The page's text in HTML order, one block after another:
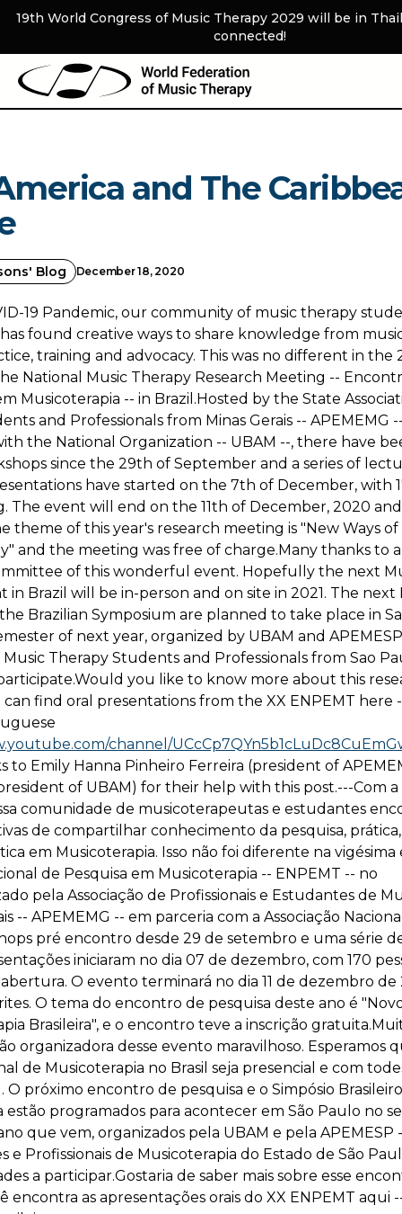
19th World Congress of Music Therapy 2029 will be in
connected!
and The
Blog December 18, 2020
19 Pandemic, our community of music therapy
found creative ways to share knowledge from
training and advocacy. This was no different in the
National Music Therapy Research Meeting --
Musicoterapia -- in Brazil.Hosted by the State
and Professionals from Minas Gerais -- APEMEMG
the National Organization -- UBAM --, there have
since the 29th of September and a series of
have started on the 7th of December, with
The event will end on the 11th of December, 2020
theme of this year's research meeting is "New Ways of
and the meeting was free of charge.Many thanks to
of this wonderful event. Hopefully the next
in Brazil will be in-person and on site in 2021. The next
Brazilian Symposium are planned to take place in
of next year, organized by UBAM and
Music Therapy Students and Professionals from Sao
you like to know more about this
find oral presentations from the XX ENPEMT here
channel/
to Emily Hanna Pinheiro Ferreira (president of
of UBAM) for their help with this post.---Com
comunidade de musicoterapeutas e estudantes
de compartilhar conhecimento da pesquisa,
em Musicoterapia. Isso não foi diferente na vigésima
de Pesquisa em Musicoterapia -- ENPEMT -- no
pela Associação de Profissionais e Estudantes de
-- APEMEMG -- em parceria com a Associação
pré encontro desde 29 de setembro e uma série
iniciaram no dia 07 de dezembro, com 170
O evento terminará no dia 11 de dezembro
O tema do encontro de pesquisa deste ano é
Brasileira", e o encontro teve a inscrição
organizadora desse evento maravilhoso. Esperamos
de Musicoterapia no Brasil seja presencial e com
O próximo encontro de pesquisa e o Simpósio
estão programados para acontecer em São Paulo no
que vem, organizados pela UBAM e pela APEMESP
e Profissionais de Musicoterapia do Estado de São
a participar.Gostaria de saber mais sobre esse
encontra as apresentações orais do XX ENPEMT aqui